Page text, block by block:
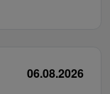
06.08.2026